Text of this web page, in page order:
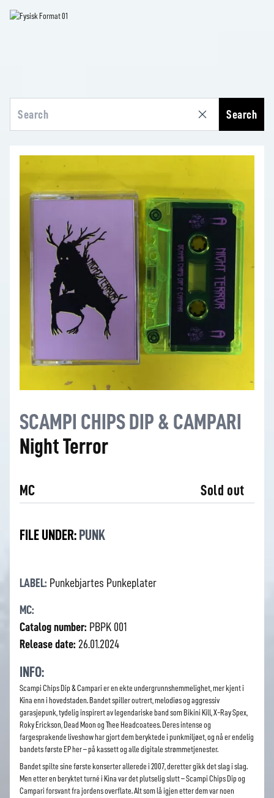
Search
SCAMPI CHIPS DIP & CAMPARI
Night Terror
MC Sold out
FILE UNDER: PUNK
LABEL: Punkebjartes Punkeplater
MC:
Catalog number: PBPK 001
Release date: 26.01.2024
INFO:
Scampi Chips Dip & Campari er en ekte undergrunnshemmelighet, mer kjent i
Kina enn i hovedstaden. Bandet spiller outrert, melodiøs og aggressiv
garasjepunk, tydelig inspirert av legendariske band som Bikini Kill, X-Ray Spex,
Roky Erickson, Dead Moon og Thee Headcoatees. Deres intense og
fargesprakende liveshow har gjort dem beryktede i punkmiljøet, og nå er endelig
bandets første EP her – på kassett og alle digitale strømmetjenester.
Bandet spilte sine første konserter allerede i 2007, deretter gikk det slag i slag.
Men etter en beryktet turné i Kina var det plutselig slutt – Scampi Chips Dip og
Campari forsvant fra jordens overflate. Alt som lå igjen etter dem var noen